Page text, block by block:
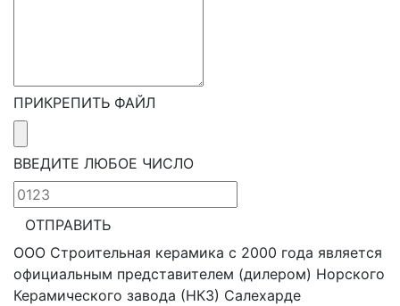
ПРИКРЕПИТЬ ФАЙЛ
ВВЕДИТЕ ЛЮБОЕ ЧИСЛО
ОТПРАВИТЬ
ООО Строительная керамика с 2000 года является
официальным представителем (дилером) Норского
Керамического завода (НКЗ) Салехарде